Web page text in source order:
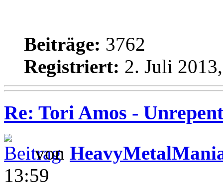
Beiträge: 3762
Registriert: 2. Juli
Re: Tori Amos -
von
13:59